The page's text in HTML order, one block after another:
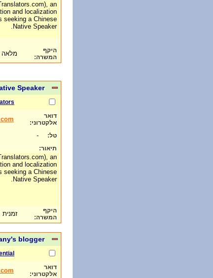
an
and localization
seeking a Chinese
Native Speaker.
היקף
המשרה:
מלאה
Speaker
דואר
אלקטרוני:
טל: -
תיאור:
an
and localization
seeking a Chinese
Native Speaker.
היקף
המשרה:
זמנית
blogger
דואר
אלקטרוני: